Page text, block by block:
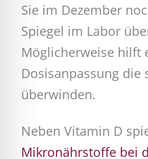
Sie im Dezember
Spiegel im Labor
Möglicherweise hilft
Dosisanpassung die
überwinden.
Neben Vitamin D
Mikronährstoffe bei